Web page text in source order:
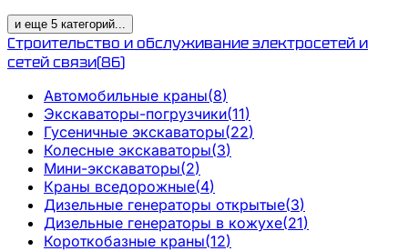
и еще 5 категорий...
Строительство и обслуживание электросетей и
сетей связи(86)
Автомобильные краны(8)
Экскаваторы-погрузчики(11)
Гусеничные экскаваторы(22)
Колесные экскаваторы(3)
Мини-экскаваторы(2)
Краны вседорожные(4)
Дизельные генераторы открытые(3)
Дизельные генераторы в кожухе(21)
Короткобазные краны(12)